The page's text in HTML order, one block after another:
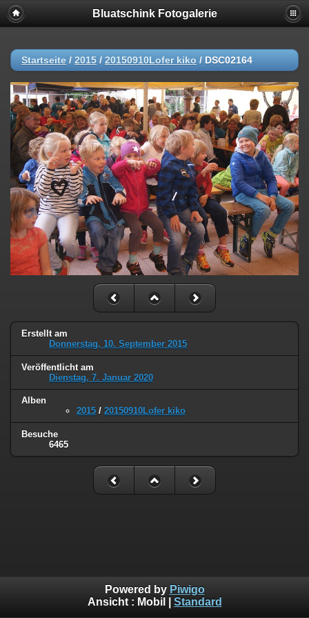
Bluatschink Fotogalerie
Startseite / 2015 / 20150910Lofer kiko / DSC02164
Erstellt am
Donnerstag, 10. September 2015
Veröffentlicht am
Dienstag, 7. Januar 2020
Alben
2015 / 20150910Lofer kiko
Besuche
6465
Powered by Piwigo
Ansicht : Mobil Standard